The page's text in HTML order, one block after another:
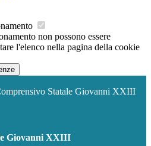
non possono essere
l'elenco nella pagina della cookie
Statale Giovanni XXIII
Giovanni XXIII